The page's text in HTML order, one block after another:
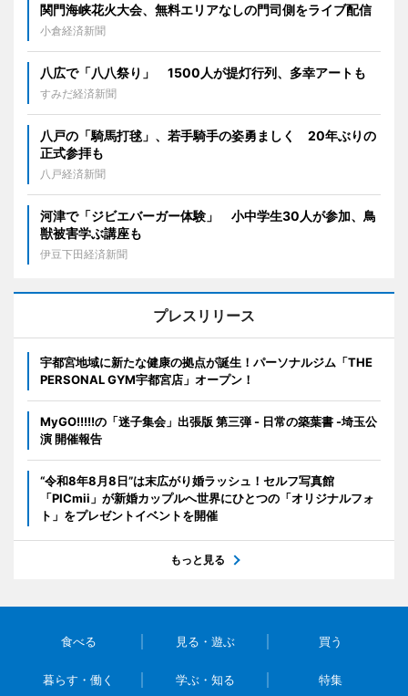
関門海峡花火大会、無料エリアなしの門司側をライブ配信
小倉経済新聞
八広で「八八祭り」 1500人が提灯行列、多幸アートも
すみだ経済新聞
八戸の「騎馬打毬」、若手騎手の姿勇ましく 20年ぶりの
正式参拝も
八戸経済新聞
河津で「ジビエバーガー体験」 小中学生30人が参加、鳥
獣被害学ぶ講座も
伊豆下田経済新聞
プレスリリース
宇都宮地域に新たな健康の拠点が誕生！パーソナルジム「THE
PERSONAL GYM宇都宮店」オープン！
MyGO!!!!!の「迷子集会」出張版 第三弾 - 日常の築葉書 -埼玉公
演 開催報告
“令和8年8月8日”は末広がり婚ラッシュ！セルフ写真館
「PICmii」が新婚カップルへ世界にひとつの「オリジナルフォ
ト」をプレゼントイベントを開催
もっと見る
食べる 見る・遊ぶ 買う
暮らす・働く 学ぶ・知る 特集